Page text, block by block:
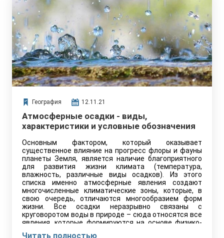
География 12.11.21
Атмосферные осадки - виды,
характеристики и условные обозначения
Основным фактором, который оказывает
существенное влияние на прогресс флоры и фауны
планеты Земля, является наличие благоприятного
для развития жизни климата (температура,
влажность, различные виды осадков). Из этого
списка именно атмосферные явления создают
многочисленные климатические зоны, которые, в
свою очередь, отличаются многообразием форм
жизни. Все осадки неразрывно связаны с
круговоротом воды в природе – сюда относятся все
явления, которые формируются на основе физико-
Читать полностью